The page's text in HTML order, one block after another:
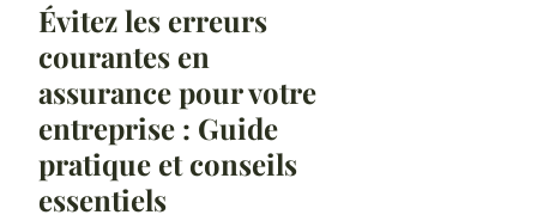
Évitez les erreurs
courantes en
assurance pour votre
entreprise : Guide
pratique et conseils
essentiels